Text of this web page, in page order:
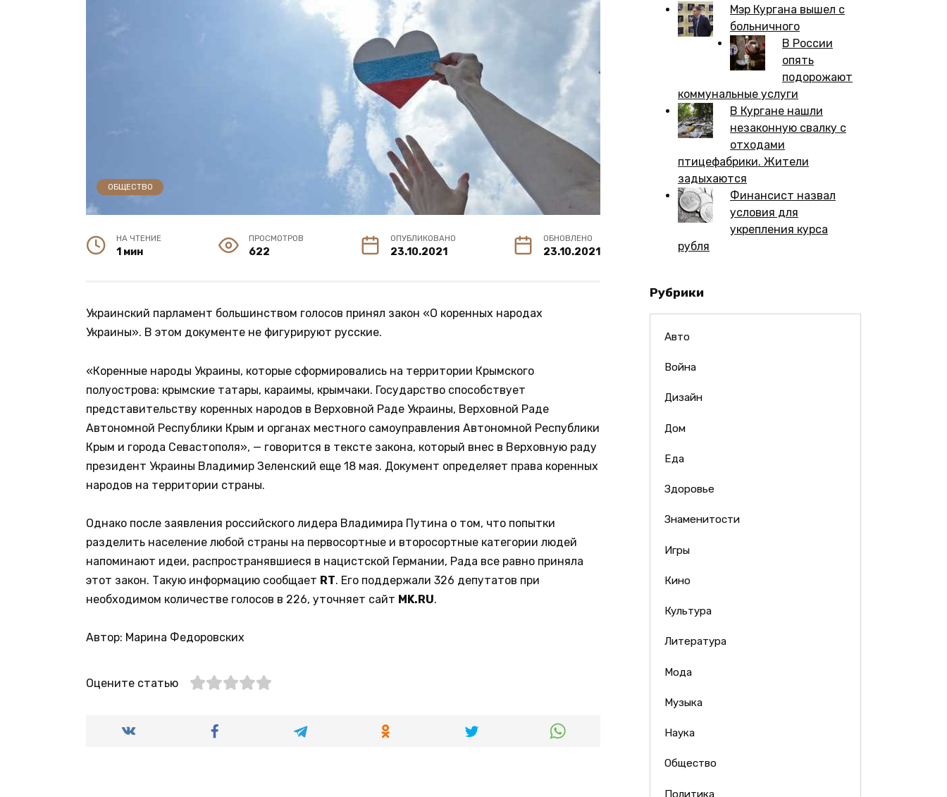
ОБЩЕСТВО
НА ЧТЕНИЕ
1 мин
ПРОСМОТРОВ
622
ОПУБЛИКОВАНО
23.10.2021
ОБНОВЛЕНО
23.10.2021
Украинский парламент большинством голосов принял закон «О коренных народах
Украины». В этом документе не фигурируют русские.
«Коренные народы Украины, которые сформировались на территории Крымского
полуострова: крымские татары, караимы, крымчаки. Государство способствует
представительству коренных народов в Верховной Раде Украины, Верховной Раде
Автономной Республики Крым и органах местного самоуправления Автономной Республики
Крым и города Севастополя», — говорится в тексте закона, который внес в Верховную раду
президент Украины Владимир Зеленский еще 18 мая. Документ определяет права коренных
народов на территории страны.
Однако после заявления российского лидера Владимира Путина о том, что попытки
разделить население любой страны на первосортные и второсортные категории людей
напоминают идеи, распространявшиеся в нацистской Германии, Рада все равно приняла
этот закон. Такую информацию сообщает RT. Его поддержали 326 депутатов при
необходимом количестве голосов в 226, уточняет сайт MK.RU.
Автор: Марина Федоровских
Оцените статью
Мэр Кургана вышел с
больничного
В России
опять
подорожают
коммунальные услуги
В Кургане нашли
незаконную свалку с
отходами
птицефабрики. Жители
задыхаются
Финансист назвал
условия для
укрепления курса
рубля
Рубрики
Авто
Война
Дизайн
Дом
Еда
Здоровье
Знаменитости
Игры
Кино
Культура
Литература
Мода
Музыка
Наука
Общество
Политика